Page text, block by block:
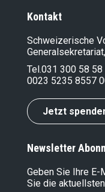
Kontakt
Schweizerische
Tel.031 300 58 58
0023 5235 8557
Jetzt
Newsletter
Geben Sie Ihre E-
Sie die